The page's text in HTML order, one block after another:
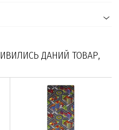
ДАНИЙ ТОВАР,